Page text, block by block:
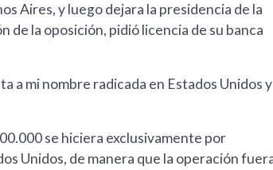
Aires, y luego dejara la presidencia de la
de la oposición, pidió licencia de su banca
a mi nombre radicada en Estados Unidos y
se hiciera exclusivamente por
Unidos, de manera que la operación